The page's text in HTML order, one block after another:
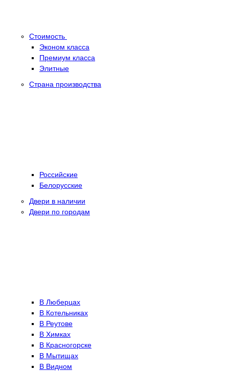
Стоимость
Эконом класса
Премиум класса
Элитные
Страна производства
Российские
Белорусские
Двери в наличии
Двери по городам
В Люберцах
В Котельниках
В Реутове
В Химках
В Красногорске
В Мытищах
В Видном